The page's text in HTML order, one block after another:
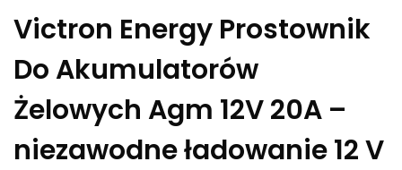
Victron Energy Prostownik
Do Akumulatorów
Żelowych Agm 12V 20A –
niezawodne ładowanie 12 V